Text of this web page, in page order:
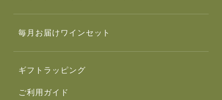
毎月お届けワインセット
ギフトラッピング
ご利用ガイド